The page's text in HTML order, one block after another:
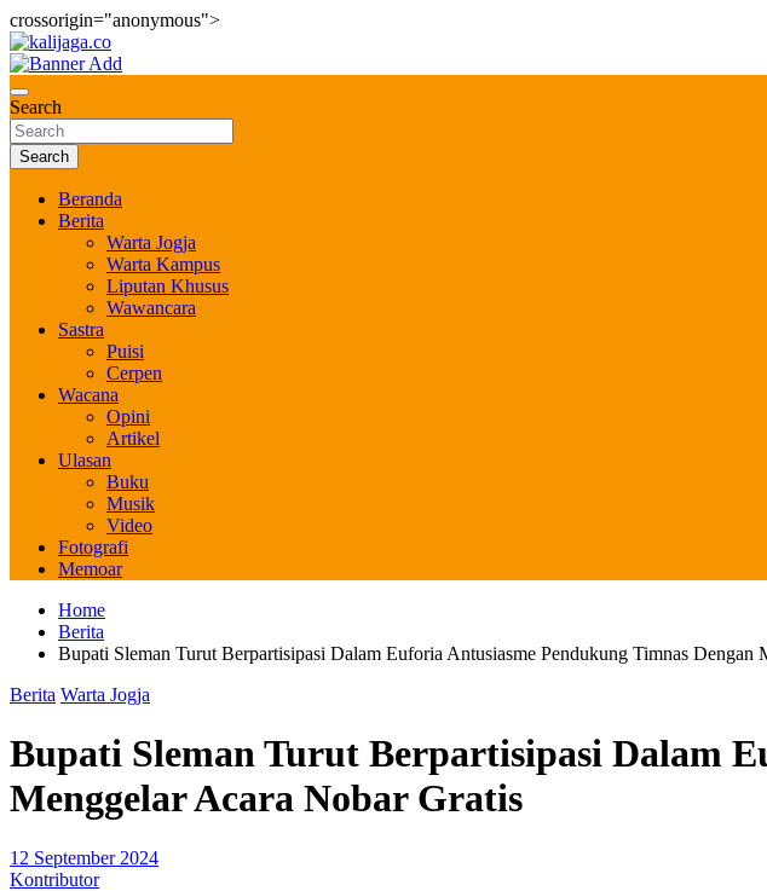
crossorigin="anonymous">
Skip
to
content
kalijaga.co
Search
Search
Beranda
Berita
Warta Jogja
Warta Kampus
Liputan Khusus
Wawancara
Sastra
Puisi
Cerpen
Wacana
Opini
Artikel
Ulasan
Buku
Musik
Video
Fotografi
Memoar
Home
Berita
Bupati Sleman Turut Berpartisipasi Dalam Euforia Antusiasme Pendukung Timnas Dengan
Berita Warta Jogja
Bupati Sleman Turut Berpartisipasi Dalam
Menggelar Acara Nobar Gratis
12 September 2024
Kontributor